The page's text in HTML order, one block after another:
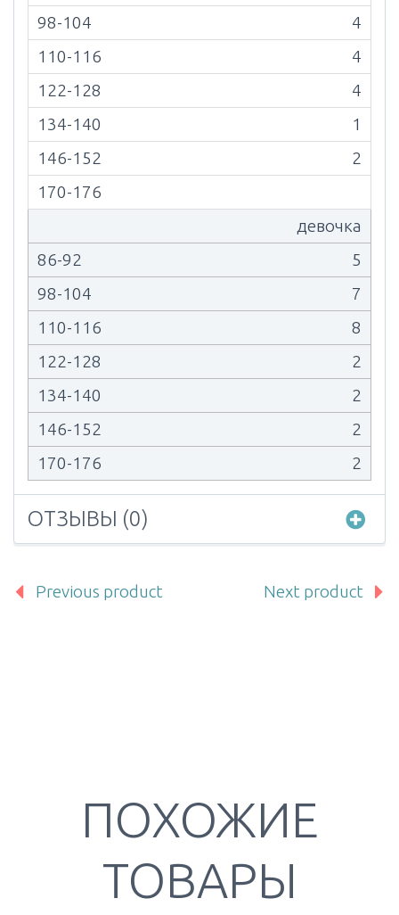
4
4
4
1
2
девочка
5
7
8
2
2
2
2
ОТЗЫВЫ (0)
Previous product Next product
ПОХОЖИЕ
ТОВАРЫ